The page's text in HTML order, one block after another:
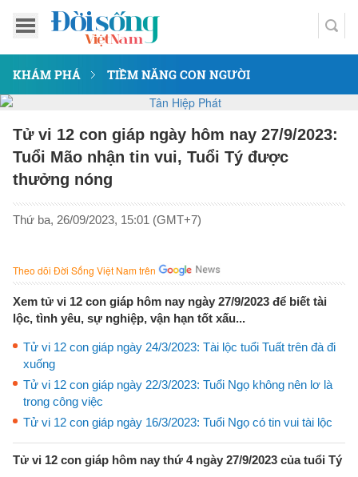
KHÁM PHÁ TIỀM NĂNG CON NGƯỜI
Tử vi 12 con giáp ngày hôm nay 27/9/2023:
Tuổi Mão nhận tin vui, Tuổi Tý được
thưởng nóng
Thứ ba, 26/09/2023, 15:01 (GMT+7)
Theo dõi Đời Sống Việt Nam trên
Xem tử vi 12 con giáp hôm nay ngày 27/9/2023 để biết tài
lộc, tình yêu, sự nghiệp, vận hạn tốt xấu...
Tử vi 12 con giáp ngày 24/3/2023: Tài lộc tuổi Tuất trên đà đi
xuống
Tử vi 12 con giáp ngày 22/3/2023: Tuổi Ngọ không nên lơ là
trong công việc
Tử vi 12 con giáp ngày 16/3/2023: Tuổi Ngọ có tin vui tài lộc
Tử vi 12 con giáp hôm nay thứ 4 ngày 27/9/2023 của tuổi Tý